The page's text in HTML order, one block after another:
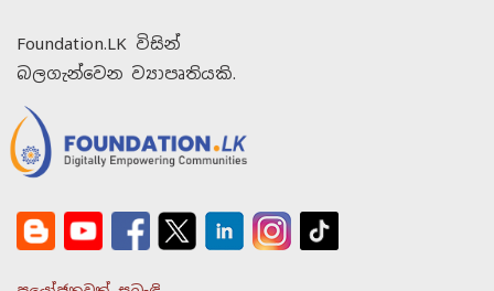
Foundation.LK විසින්
බලගැන්වෙන ව්‍යාපෘතියකි.